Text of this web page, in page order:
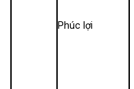
Phúc lợi